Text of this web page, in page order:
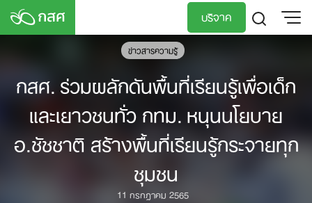
Skip
บริจาค
ข่าวสารความรู้
กสศ. ร่วมผลักดันพื้นที่เรียนรู้เพื่อเด็ก
และเยาวชนทั่ว กทม. หนุนนโยบาย
อ.ชัชชาติ สร้างพื้นที่เรียนรู้กระจายทุก
ชุมชน
11 กรกฎาคม 2565